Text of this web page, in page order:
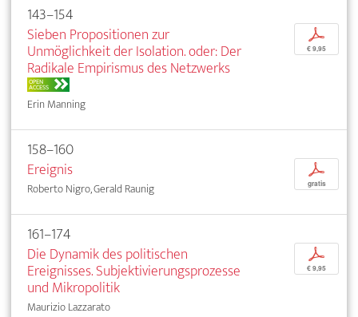
143–154
Sieben Propositionen zur
Unmöglichkeit der Isolation. oder: Der
Radikale Empirismus des Netzwerks
OPEN
ACCESS
Erin Manning
p
€ 9,95
158–160
Ereignis
Roberto Nigro, Gerald Raunig
p
gratis
161–174
Die Dynamik des politischen
Ereignisses. Subjektivierungsprozesse
und Mikropolitik
Maurizio Lazzarato
p
€ 9,95